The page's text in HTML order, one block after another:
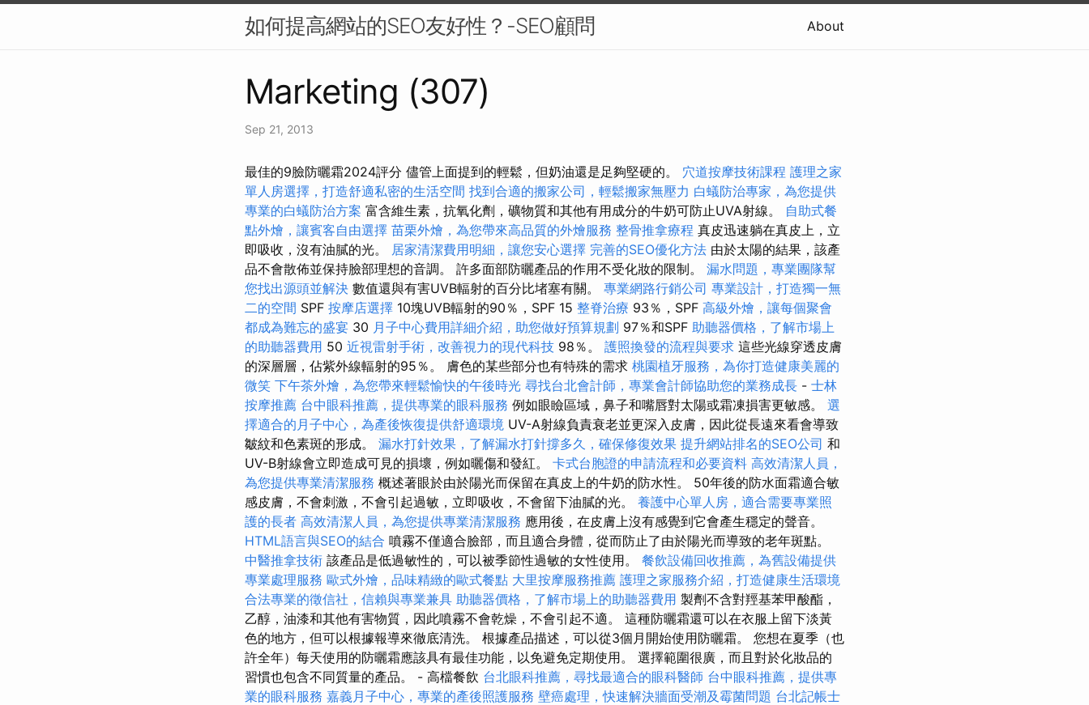
如何提高網站的SEO友好性？-SEO顧問 About
Marketing (307)
Sep 21, 2013
最佳的9臉防曬霜2024評分 儘管上面提到的輕鬆，但奶油還是足夠堅硬的。 穴道按摩技術課程 護理之家
單人房選擇，打造舒適私密的生活空間 找到合適的搬家公司，輕鬆搬家無壓力 白蟻防治專家，為您提供
專業的白蟻防治方案 富含維生素，抗氧化劑，礦物質和其他有用成分的牛奶可防止UVA射線。 自助式餐
點外燴，讓賓客自由選擇 苗栗外燴，為您帶來高品質的外燴服務 整骨推拿療程 真皮迅速躺在真皮上，立
即吸收，沒有油膩的光。 居家清潔費用明細，讓您安心選擇 完善的SEO優化方法 由於太陽的結果，該產
品不會散佈並保持臉部理想的音調。 許多面部防曬產品的作用不受化妝的限制。 漏水問題，專業團隊幫
您找出源頭並解決 數值還與有害UVB輻射的百分比堵塞有關。 專業網路行銷公司 專業設計，打造獨一無
二的空間 SPF 按摩店選擇 10塊UVB輻射的90％，SPF 15 整脊治療 93％，SPF 高級外燴，讓每個聚會
都成為難忘的盛宴 30 月子中心費用詳細介紹，助您做好預算規劃 97％和SPF 助聽器價格，了解市場上
的助聽器費用 50 近視雷射手術，改善視力的現代科技 98％。 護照換發的流程與要求 這些光線穿透皮膚
的深層層，佔紫外線輻射的95％。 膚色的某些部分也有特殊的需求 桃園植牙服務，為你打造健康美麗的
微笑 下午茶外燴，為您帶來輕鬆愉快的午後時光 尋找台北會計師，專業會計師協助您的業務成長 - 士林
按摩推薦 台中眼科推薦，提供專業的眼科服務 例如眼瞼區域，鼻子和嘴唇對太陽或霜凍損害更敏感。 選
擇適合的月子中心，為產後恢復提供舒適環境 UV-A射線負責衰老並更深入皮膚，因此從長遠來看會導致
皺紋和色素斑的形成。 漏水打針效果，了解漏水打針撐多久，確保修復效果 提升網站排名的SEO公司 和
UV-B射線會立即造成可見的損壞，例如曬傷和發紅。 卡式台胞證的申請流程和必要資料 高效清潔人員，
為您提供專業清潔服務 概述著眼於由於陽光而保留在真皮上的牛奶的防水性。 50年後的防水面霜適合敏
感皮膚，不會刺激，不會引起過敏，立即吸收，不會留下油膩的光。 養護中心單人房，適合需要專業照
護的長者 高效清潔人員，為您提供專業清潔服務 應用後，在皮膚上沒有感覺到它會產生穩定的聲音。
HTML語言與SEO的結合 噴霧不僅適合臉部，而且適合身體，從而防止了由於陽光而導致的老年斑點。
中醫推拿技術 該產品是低過敏性的，可以被季節性過敏的女性使用。 餐飲設備回收推薦，為舊設備提供
專業處理服務 歐式外燴，品味精緻的歐式餐點 大里按摩服務推薦 護理之家服務介紹，打造健康生活環境
合法專業的徵信社，信賴與專業兼具 助聽器價格，了解市場上的助聽器費用 製劑不含對羥基苯甲酸酯，
乙醇，油漆和其他有害物質，因此噴霧不會乾燥，不會引起不適。 這種防曬霜還可以在衣服上留下淡黃
色的地方，但可以根據報導來徹底清洗。 根據產品描述，可以從3個月開始使用防曬霜。 您想在夏季（也
許全年）每天使用的防曬霜應該具有最佳功能，以免避免定期使用。 選擇範圍很廣，而且對於化妝品的
習慣也包含不同質量的產品。 - 高檔餐飲 台北眼科推薦，尋找最適合的眼科醫師 台中眼科推薦，提供專
業的眼科服務 嘉義月子中心，專業的產後照護服務 壁癌處理，快速解決牆面受潮及霉菌問題 台北記帳士